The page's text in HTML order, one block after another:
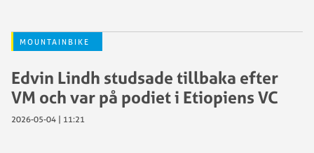
MOUNTAINBIKE
Edvin Lindh studsade tillbaka efter
VM och var på podiet i Etiopiens VC
2026-05-04 | 11:21